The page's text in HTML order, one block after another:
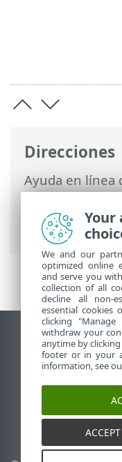
Direcciones
Ayuda en línea
Utilización de
PROTECT
Grupos >
Ver sitio para
End of Life
Base de
Foro de ESET
ESET Status
Soporte
Your
We and our
optimized online
and serve you
collection of all
decline all non-
essential cookies
clicking
withdraw your
anytime by
footer or in your
information, see